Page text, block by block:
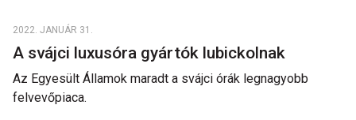
2022. JANUÁR 31.
A svájci luxusóra gyártók lubickolnak
Az Egyesült Államok maradt a svájci órák legnagyobb
felvevőpiaca.